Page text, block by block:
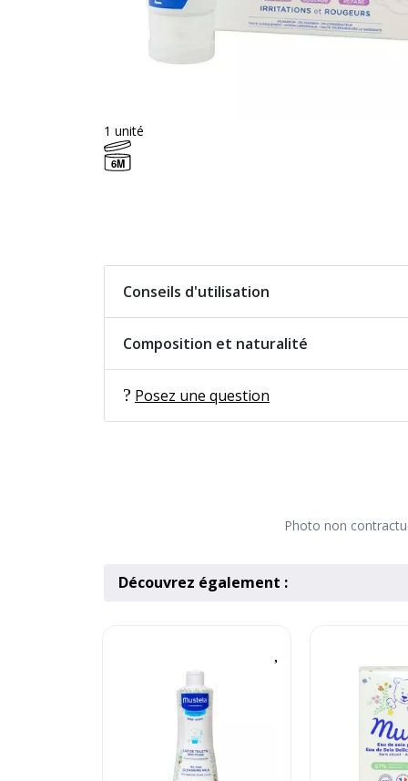
1 unité
6M
Conseils d'utilisation
Composition et naturalité
Posez une question
Photo non
Découvrez également :